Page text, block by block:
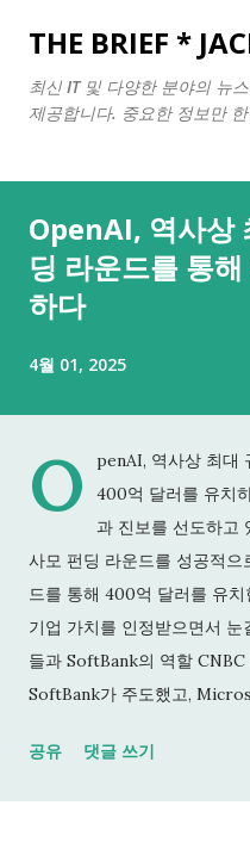
기본 콘
THE BRIEF *
최신 IT 및 다양한 분야의 뉴
제공합니다. 중요한 정보만
OpenAI, 역사상
딩 라운드를 통
하다
4월 01, 2025
O
penAI, 역사상 최대
400억 달러를 유치
과 진보를 선도하고
사모 펀딩 라운드를 성공적
드를 통해 400억 달러를 유
기업 가치를 인정받으면서
들과 SoftBank의 역할
SoftBank가 주도했고,
여 거대한 금액을 투자한 이
공유 댓글 쓰기